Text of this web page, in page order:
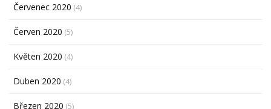
Červenec 2020 (4)
Červen 2020 (5)
Květen 2020 (4)
Duben 2020 (4)
Březen 2020 (5)